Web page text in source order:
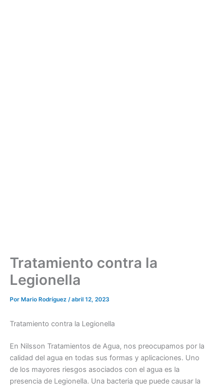
Tratamiento contra la
Legionella
Por Mario Rodríguez /abril 12, 2023
Tratamiento contra la Legionella
En Nilsson Tratamientos de Agua, nos preocupamos por la
calidad del agua en todas sus formas y aplicaciones. Uno
de los mayores riesgos asociados con el agua es la
presencia de Legionella. Una bacteria que puede causar la